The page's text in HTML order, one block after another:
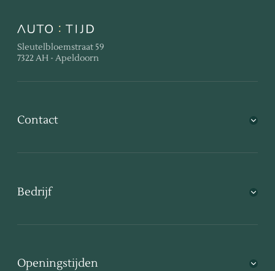
Sleutelbloemstraat 59
7322 AH - Apeldoorn
Contact
Bedrijf
Openingstijden